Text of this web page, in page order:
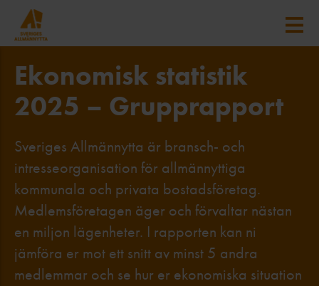
Ekonomisk statistik
2025 – Grupprapport
Sveriges Allmännytta är bransch- och
intresseorganisation för allmännyttiga
kommunala och privata bostadsföretag.
Medlemsföretagen äger och förvaltar nästan
en miljon lägenheter. I rapporten kan ni
jämföra er mot ett snitt av minst 5 andra
medlemmar och se hur er ekonomiska situation